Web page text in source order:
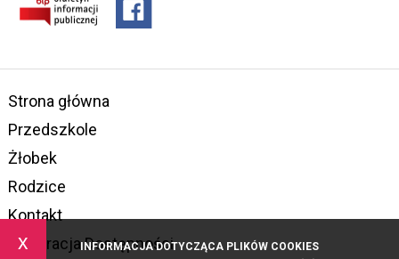
x INFORMACJA DOTYCZĄCA PLIKÓW COOKIES
Strona główna
Przedszkole
Żłobek
Rodzice
Kontakt
Deklaracja Dostępności